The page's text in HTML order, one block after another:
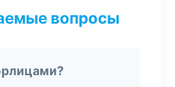
вопросы